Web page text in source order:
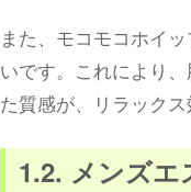
また、モコモコホイ
いです。これにより
た質感が、リラック
1.2. メンズ